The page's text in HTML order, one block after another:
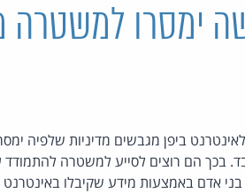
ימסרו
ביפן מגבשים מדיניות שלפיה
בכך הם רוצים לסייע למשטרה